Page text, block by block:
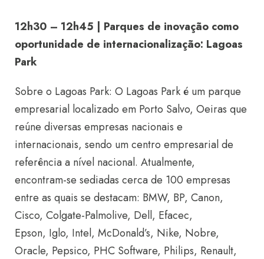
12h30 – 12h45 | Parques de inovação como
oportunidade de internacionalização: Lagoas
Park
Sobre o Lagoas Park: O Lagoas Park é um parque
empresarial localizado em Porto Salvo, Oeiras que
reúne diversas empresas nacionais e
internacionais, sendo um centro empresarial de
referência a nível nacional. Atualmente,
encontram-se sediadas cerca de 100 empresas
entre as quais se destacam: BMW, BP, Canon,
Cisco, Colgate-Palmolive, Dell, Efacec,
Epson, Iglo, Intel, McDonald’s, Nike, Nobre,
Oracle, Pepsico, PHC Software, Philips, Renault,